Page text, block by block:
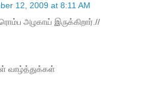
12, 2009 at 8:11 AM
ரொம்ப அழகாய் இருக்கிறார்.//
வாழ்த்துக்கள்